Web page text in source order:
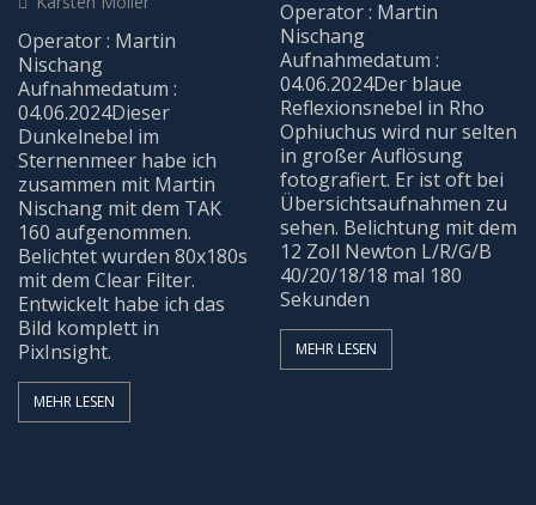
Operator : Martin
Nischang
Aufnahmedatum :
04.06.2024Dieser
Dunkelnebel im
Sternenmeer habe ich
zusammen mit Martin
Nischang mit dem TAK
160 aufgenommen.
Belichtet wurden 80x180s
mit dem Clear Filter.
Entwickelt habe ich das
Bild komplett in
PixInsight.
MEHR LESEN
Operator : Martin
Nischang
Aufnahmedatum :
04.06.2024Der blaue
Reflexionsnebel in Rho
Ophiuchus wird nur selten
in großer Auflösung
fotografiert. Er ist oft bei
Übersichtsaufnahmen zu
sehen. Belichtung mit dem
12 Zoll Newton L/R/G/B
40/20/18/18 mal 180
Sekunden
MEHR LESEN